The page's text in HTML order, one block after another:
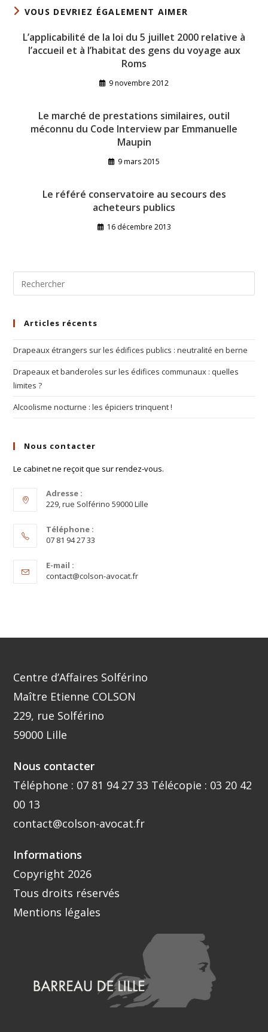
VOUS DEVRIEZ ÉGALEMENT AIMER
L’applicabilité de la loi du 5 juillet 2000 relative à
l’accueil et à l’habitat des gens du voyage aux
Roms
9 novembre 2012
Le marché de prestations similaires, outil
méconnu du Code Interview par Emmanuelle
Maupin
9 mars 2015
Le référé conservatoire au secours des
acheteurs publics
16 décembre 2013
Articles récents
Drapeaux étrangers sur les édifices publics : neutralité en berne
Drapeaux et banderoles sur les édifices communaux : quelles
limites ?
Alcoolisme nocturne : les épiciers trinquent !
Nous contacter
Le cabinet ne reçoit que sur rendez-vous.
Adresse :
229, rue Solférino 59000 Lille
Téléphone :
07 81 94 27 33
E-mail :
contact@colson-avocat.fr
Centre d’Affaires Solférino
Maître Etienne COLSON
229, rue Solférino
59000 Lille
Nous contacter
Téléphone : 07 81 94 27 33 Télécopie : 03 20 42
00 13
contact@colson-avocat.fr
Informations
Copyright 2026
Tous droits réservés
Mentions légales